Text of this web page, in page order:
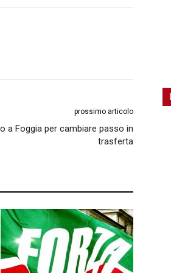
prossimo articolo
a Foggia per cambiare passo in
trasferta